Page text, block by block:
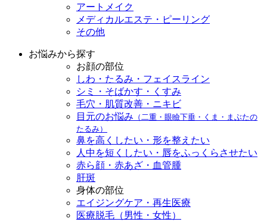
アートメイク
メディカルエステ・ピーリング
その他
お悩みから探す
お顔の部位
しわ・たるみ・フェイスライン
シミ・そばかす・くすみ
毛穴・肌質改善・ニキビ
目元のお悩み （二重・眼瞼下垂・くま・まぶたの
たるみ）
鼻を高くしたい・形を整えたい
人中を短くしたい・唇をふっくらさせたい
赤ら顔・赤あざ・血管腫
肝斑
身体の部位
エイジングケア・再生医療
医療脱毛（男性・女性）